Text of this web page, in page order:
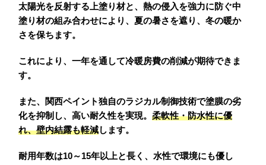
太陽光を反射する上塗り材と、熱の侵入を強力に防ぐ中
塗り材の組み合わせにより、夏の暑さを遮り、冬の暖か
さを保ちます。
これにより、一年を通して冷暖房費の削減が期待できま
す。
また、関西ペイント独自のラジカル制御技術で塗膜の劣
化を抑制し、高い耐久性を実現。柔軟性・防水性に優
れ、壁内結露も軽減します。
耐用年数は10～15年以上と長く、水性で環境にも優し